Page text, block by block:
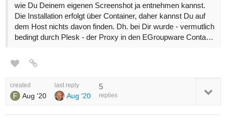
wie Du Deinem eigenen Screenshot ja entnehmen kannst.
Die Installation erfolgt über Container, daher kannst Du auf
dem Host nichts davon finden. Dh. bei Dir wurde - vermutlich
bedingt durch Plesk - der Proxy in den EGroupware Conta…
created
Aug '20
last reply
Aug '20
5
replies